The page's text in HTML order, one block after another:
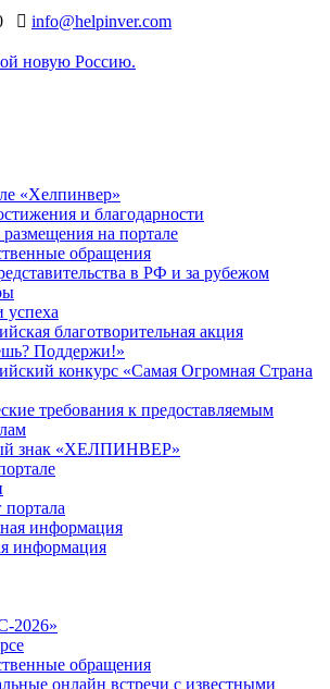
info@helpinver.com
«Хелпинвер»
и благодарности
размещения на портале
обращения
в РФ и за рубежом
успеха
благотворительная акция
Поддержи!»
конкурс «Самая Огромная Страна
требования к предоставляемым
знак «ХЕЛПИНВЕР»
портала
информация
информация
2026»
обращения
онлайн встречи с известными